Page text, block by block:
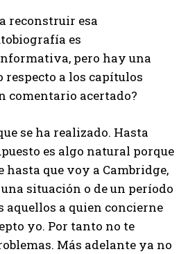
reconstruir esa
es
pero hay una
a los capítulos
comentario acertado?
se ha realizado. Hasta
es algo natural porque
que voy a Cambridge,
situación o de un período
aquellos a quien concierne
yo. Por tanto no te
Más adelante ya no